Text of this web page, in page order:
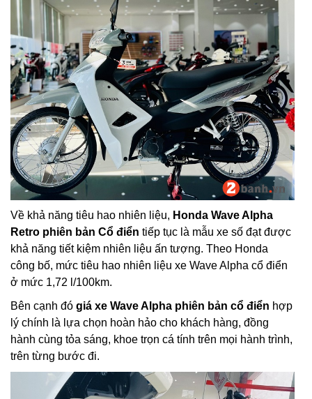
Về khả năng tiêu hao nhiên liệu, Honda Wave Alpha
Retro phiên bản Cổ điển tiếp tục là mẫu xe số đạt được
khả năng tiết kiệm nhiên liệu ấn tượng. Theo Honda
công bố, mức tiêu hao nhiên liệu xe Wave Alpha cổ điển
ở mức 1,72 l/100km.
Bên cạnh đó giá xe Wave Alpha phiên bản cổ điển hợp
lý chính là lựa chọn hoàn hảo cho khách hàng, đồng
hành cùng tỏa sáng, khoe trọn cá tính trên mọi hành trình,
trên từng bước đi.